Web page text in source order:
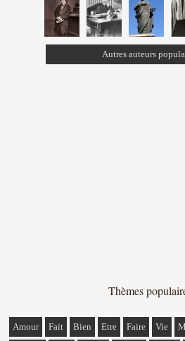
Autres auteurs
Thèmes
Amour Fait Bien Etre Faire Vie